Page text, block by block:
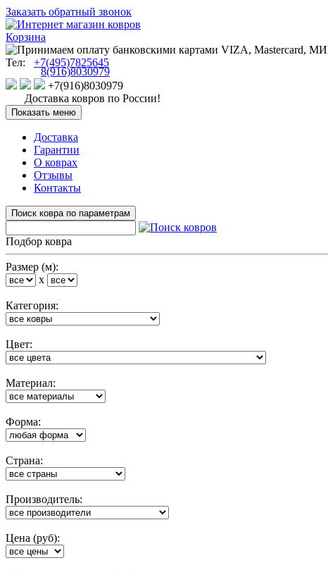
Заказать обратный звонок
Корзина
Тел:
+7(495)7825645
8(916)8030979
+7(916)8030979
Доставка ковров по России!
Показать меню
Доставка
Гарантии
О коврах
Отзывы
Контакты
Поиск ковра по параметрам
Подбор ковра
Размер (м):
x
Категория:
Цвет:
Материал:
Форма:
Cтрана:
Производитель:
Цена (руб):